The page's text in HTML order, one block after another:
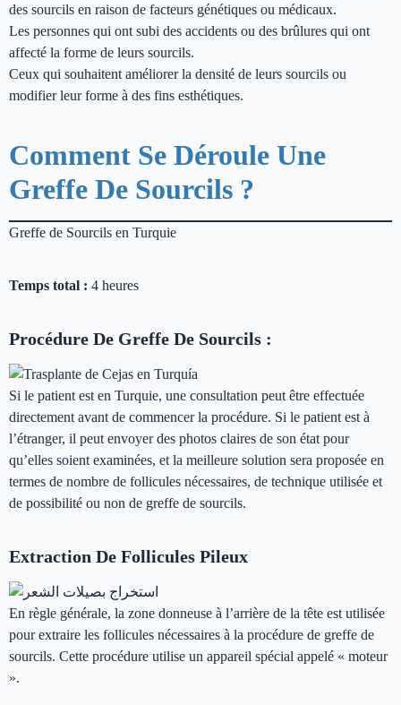
des sourcils en raison de facteurs génétiques ou médicaux.
Les personnes qui ont subi des accidents ou des brûlures qui ont
affecté la forme de leurs sourcils.
Ceux qui souhaitent améliorer la densité de leurs sourcils ou
modifier leur forme à des fins esthétiques.
Comment Se Déroule Une
Greffe De Sourcils ?
Greffe de Sourcils en Turquie
Temps total : 4 heures
Procédure De Greffe De Sourcils :
Si le patient est en Turquie, une consultation peut être effectuée
directement avant de commencer la procédure. Si le patient est à
l’étranger, il peut envoyer des photos claires de son état pour
qu’elles soient examinées, et la meilleure solution sera proposée en
termes de nombre de follicules nécessaires, de technique utilisée et
de possibilité ou non de greffe de sourcils.
Extraction De Follicules Pileux
En règle générale, la zone donneuse à l’arrière de la tête est utilisée
pour extraire les follicules nécessaires à la procédure de greffe de
sourcils. Cette procédure utilise un appareil spécial appelé « moteur
».